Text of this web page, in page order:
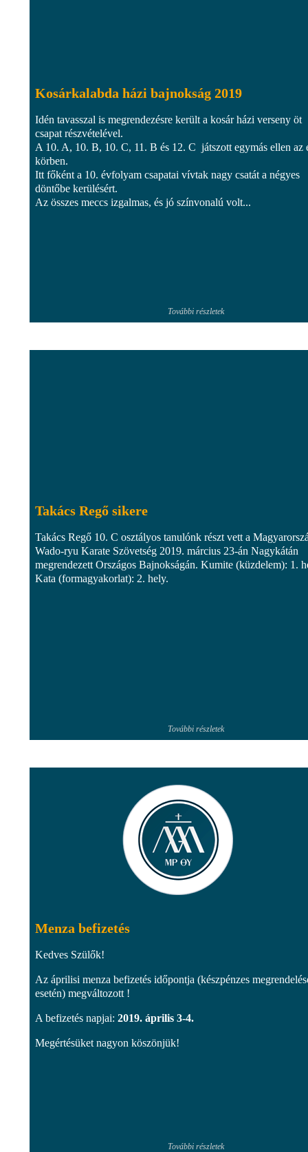
Kosárkalabda házi bajnokság 2019
Idén tavasszal is megrendezésre került a kosár házi verseny öt
csapat részvételével.
A 10. A, 10. B, 10. C, 11. B és 12. C játszott egymás ellen az
körben.
Itt főként a 10. évfolyam csapatai vívtak nagy csatát a négyes
döntőbe kerülésért.
Az összes meccs izgalmas, és jó színvonalú volt...
További részletek
Takács Regő sikere
Takács Regő 10. C osztályos tanulónk részt vett a
Wado-ryu Karate Szövetség 2019. március 23-án Nagykátán
megrendezett Országos Bajnokságán. Kumite (küzdelem): 1.
Kata (formagyakorlat): 2. hely.
További részletek
Menza befizetés
Kedves Szülők!
Az áprilisi menza befizetés időpontja (készpénzes
esetén) megváltozott !
A befizetés napjai: 2019. április 3-4.
Megértésüket nagyon köszönjük!
További részletek